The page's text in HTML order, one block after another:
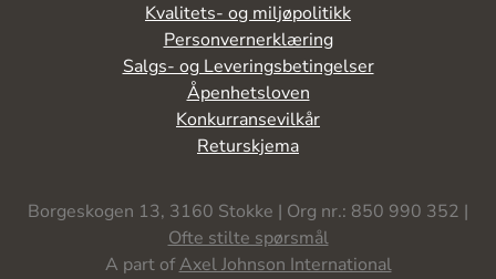
Kvalitets- og miljøpolitikk
Personvernerklæring
Salgs- og Leveringsbetingelser
Åpenhetsloven
Konkurransevilkår
Returskjema
Borgeskogen 13, 3160 Stokke | Org nr.: 850 990 352 |
Ofte stilte spørsmål
A part ofAxel Johnson International